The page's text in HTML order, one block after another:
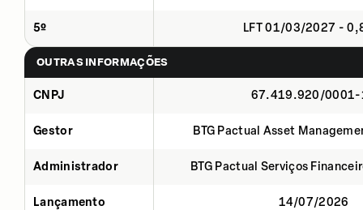
5º LFT 01/03/2027 -
OUTRAS INFORMAÇÕES
CNPJ 67.419.920/0001-
Gestor BTG Pactual Asset
Administrador BTG Pactual Serviços
Lançamento 14/07/2026